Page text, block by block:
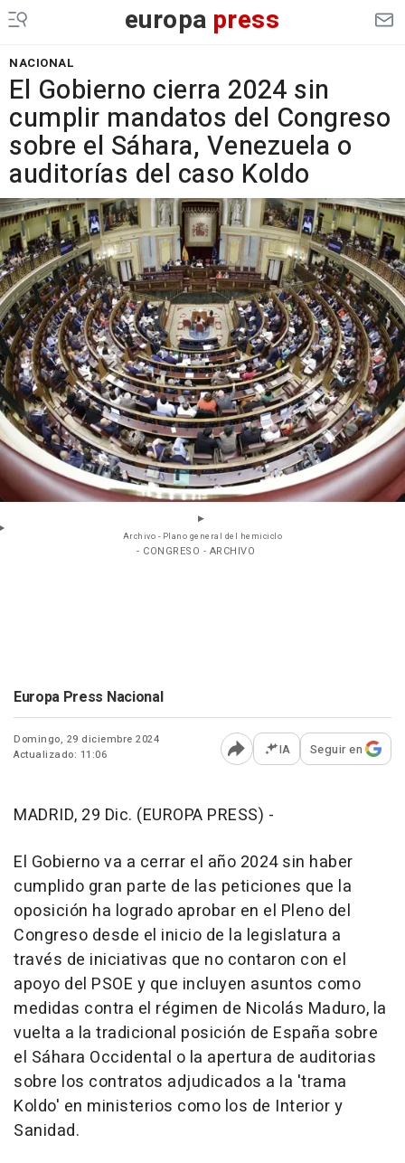
europa press
NACIONAL
El Gobierno cierra 2024 sin
cumplir mandatos del Congreso
sobre el Sáhara, Venezuela o
auditorías del caso Koldo
Archivo - Plano general del hemiciclo
- CONGRESO - ARCHIVO
Europa Press Nacional
Domingo, 29 diciembre 2024
Actualizado: 11:06
Abrir opciones para
IA Seguir en
MADRID, 29 Dic. (EUROPA PRESS) -
El Gobierno va a cerrar el año 2024 sin haber
cumplido gran parte de las peticiones que la
oposición ha logrado aprobar en el Pleno del
Congreso desde el inicio de la legislatura a
través de iniciativas que no contaron con el
apoyo del PSOE y que incluyen asuntos como
medidas contra el régimen de Nicolás Maduro, la
vuelta a la tradicional posición de España sobre
el Sáhara Occidental o la apertura de auditorias
sobre los contratos adjudicados a la 'trama
Koldo' en ministerios como los de Interior y
Sanidad.